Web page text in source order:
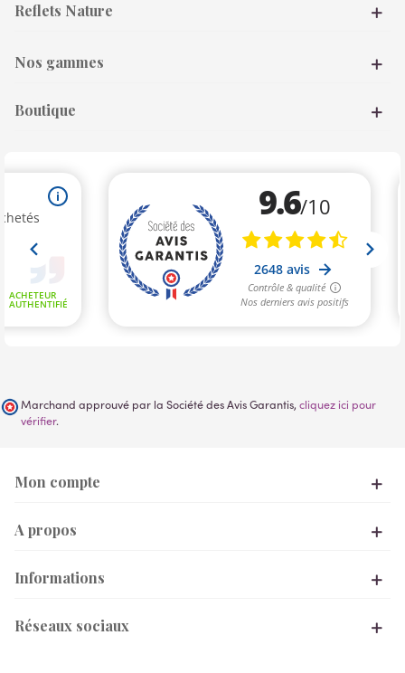
Reflets Nature
Nos gammes
Boutique
Marchand approuvé par la Société des Avis Garantis, cliquez ici pour
vérifier.
Mon compte
A propos
Informations
Réseaux sociaux